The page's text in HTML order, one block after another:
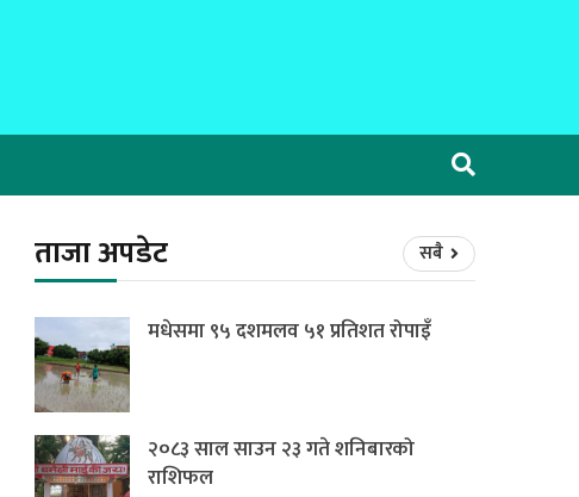
ताजा अपडेट सबै
मधेसमा ९५ दशमलव ५१ प्रतिशत रोपाइँ
२०८३ साल साउन २३ गते शनिबारको
राशिफल